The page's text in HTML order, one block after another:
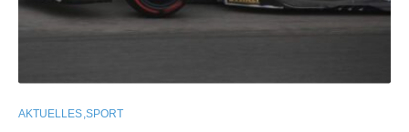
AKTUELLES SPORT